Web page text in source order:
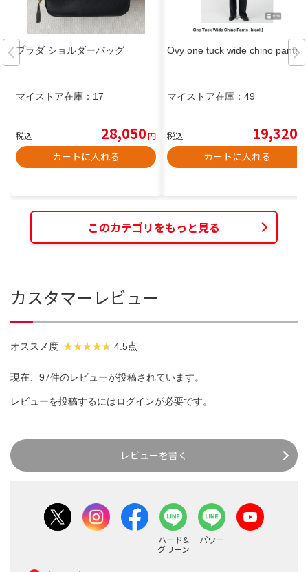
プラダ ショルダーバッグ
マイストア在庫： 17
税込 28,050円
カートに入れる
Ovy one tuck wide chino pants
マイストア在庫： 49
税込 19,320
カートに入れる
このカテゴリをもっと見る
カスタマーレビュー
オススメ度 4.5点
現在、97件のレビューが投稿されています。
レビューを投稿するにはログインが必要です。
レビューを書く
ハード&
グリーン
パワー